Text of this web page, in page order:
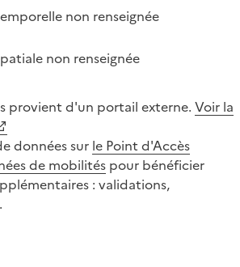
non renseignée
non renseignée
provient d'un portail externe. Voir la
données sur le Point d'Accès
de mobilités pour bénéficier
: validations,